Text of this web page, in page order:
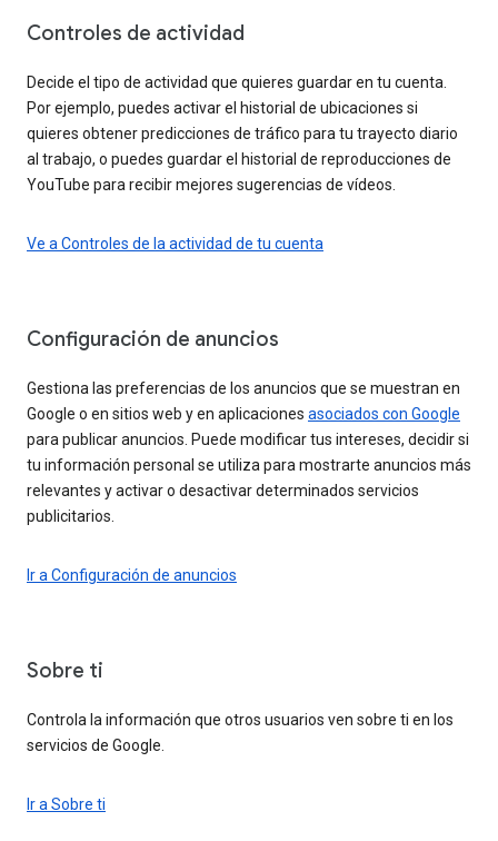
Controles de actividad
Decide el tipo de actividad que quieres guardar en tu cuenta.
Por ejemplo, puedes activar el historial de ubicaciones si
quieres obtener predicciones de tráfico para tu trayecto diario
al trabajo, o puedes guardar el historial de reproducciones de
YouTube para recibir mejores sugerencias de vídeos.
Ve a Controles de la actividad de tu cuenta
Configuración de anuncios
Gestiona las preferencias de los anuncios que se muestran en
Google o en sitios web y en aplicaciones asociados con Google
para publicar anuncios. Puede modificar tus intereses, decidir si
tu información personal se utiliza para mostrarte anuncios más
relevantes y activar o desactivar determinados servicios
publicitarios.
Ir a Configuración de anuncios
Sobre ti
Controla la información que otros usuarios ven sobre ti en los
servicios de Google.
Ir a Sobre ti